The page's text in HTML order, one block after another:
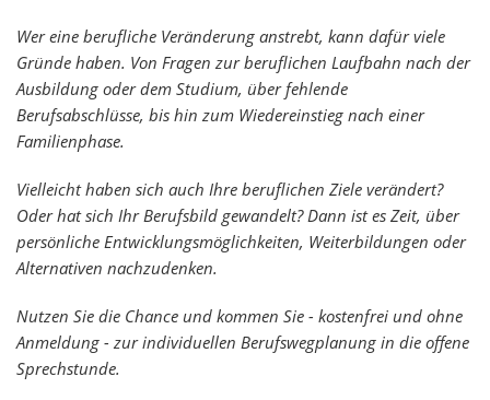
Wer eine berufliche Veränderung anstrebt, kann dafür viele
Gründe haben. Von Fragen zur beruflichen Laufbahn nach der
Ausbildung oder dem Studium, über fehlende
Berufsabschlüsse, bis hin zum Wiedereinstieg nach einer
Familienphase.
Vielleicht haben sich auch Ihre beruflichen Ziele verändert?
Oder hat sich Ihr Berufsbild gewandelt? Dann ist es Zeit, über
persönliche Entwicklungsmöglichkeiten, Weiterbildungen oder
Alternativen nachzudenken.
Nutzen Sie die Chance und kommen Sie - kostenfrei und ohne
Anmeldung - zur individuellen Berufswegplanung in die offene
Sprechstunde.